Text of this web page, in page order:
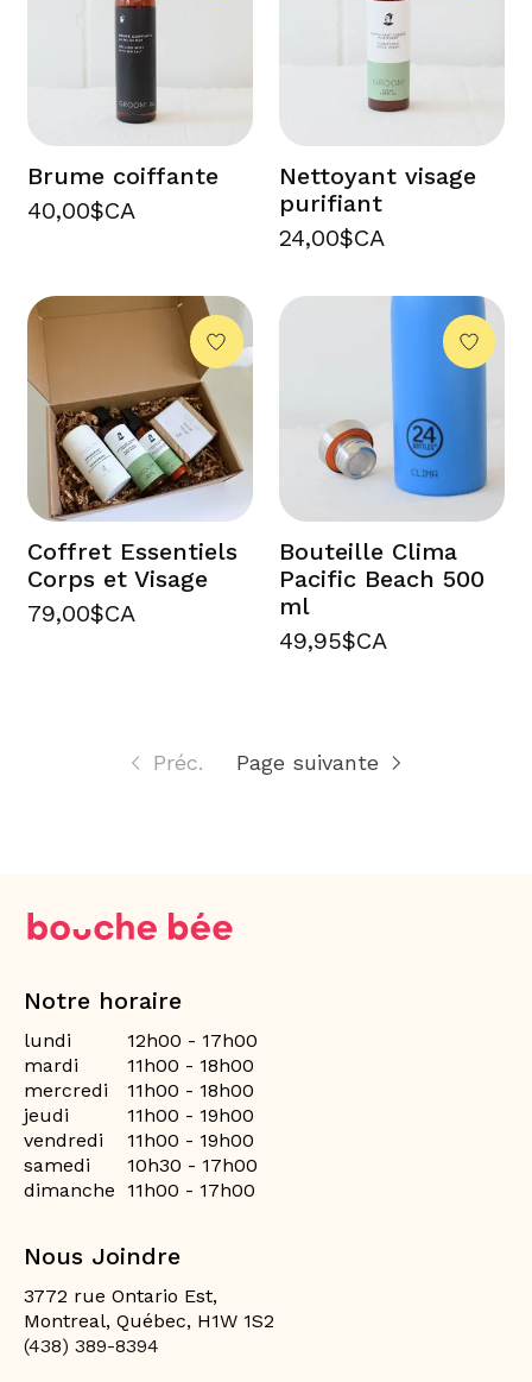
Brume coiffante
40,00$CA
Nettoyant visage
purifiant
24,00$CA
Coffret Essentiels
Corps et Visage
79,00$CA
Bouteille Clima
Pacific Beach 500
ml
49,95$CA
Préc. Page suivante
Notre horaire
lundi
12h00 - 17h00
mardi
11h00 - 18h00
mercredi
11h00 - 18h00
jeudi
11h00 - 19h00
vendredi
11h00 - 19h00
samedi
10h30 - 17h00
dimanche
11h00 - 17h00
Nous Joindre
3772 rue Ontario Est,
Montreal, Québec, H1W 1S2
(438) 389-8394